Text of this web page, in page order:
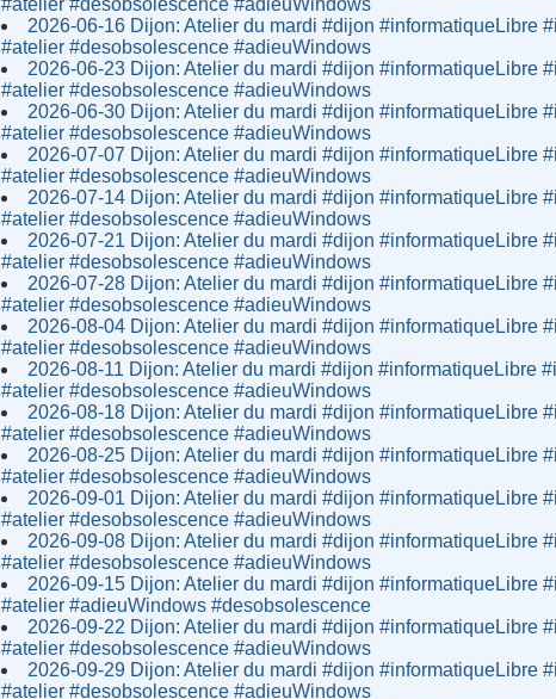
2026-06-16 Dijon: Atelier du mardi #dijon #informatiqueLibre
#atelier #desobsolescence #adieuWindows
2026-06-23 Dijon: Atelier du mardi #dijon #informatiqueLibre
#atelier #desobsolescence #adieuWindows
2026-06-30 Dijon: Atelier du mardi #dijon #informatiqueLibre
#atelier #desobsolescence #adieuWindows
2026-07-07 Dijon: Atelier du mardi #dijon #informatiqueLibre
#atelier #desobsolescence #adieuWindows
2026-07-14 Dijon: Atelier du mardi #dijon #informatiqueLibre
#atelier #desobsolescence #adieuWindows
2026-07-21 Dijon: Atelier du mardi #dijon #informatiqueLibre
#atelier #desobsolescence #adieuWindows
2026-07-28 Dijon: Atelier du mardi #dijon #informatiqueLibre
#atelier #desobsolescence #adieuWindows
2026-08-04 Dijon: Atelier du mardi #dijon #informatiqueLibre
#atelier #desobsolescence #adieuWindows
2026-08-11 Dijon: Atelier du mardi #dijon #informatiqueLibre
#atelier #desobsolescence #adieuWindows
2026-08-18 Dijon: Atelier du mardi #dijon #informatiqueLibre
#atelier #desobsolescence #adieuWindows
2026-08-25 Dijon: Atelier du mardi #dijon #informatiqueLibre
#atelier #desobsolescence #adieuWindows
2026-09-01 Dijon: Atelier du mardi #dijon #informatiqueLibre
#atelier #desobsolescence #adieuWindows
2026-09-08 Dijon: Atelier du mardi #dijon #informatiqueLibre
#atelier #desobsolescence #adieuWindows
2026-09-15 Dijon: Atelier du mardi #dijon #informatiqueLibre
#atelier #adieuWindows #desobsolescence
2026-09-22 Dijon: Atelier du mardi #dijon #informatiqueLibre
#atelier #desobsolescence #adieuWindows
2026-09-29 Dijon: Atelier du mardi #dijon #informatiqueLibre
#atelier #desobsolescence #adieuWindows